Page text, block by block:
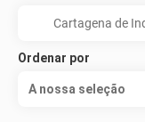
Ordenar por
A nossa seleção